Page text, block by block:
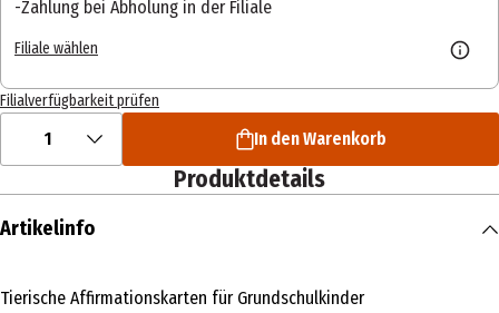
Zahlung bei Abholung in der Filiale
Filiale wählen
Filialverfügbarkeit prüfen
1 In den Warenkorb
Produktdetails
Artikelinfo
Tierische Affirmationskarten für Grundschulkinder